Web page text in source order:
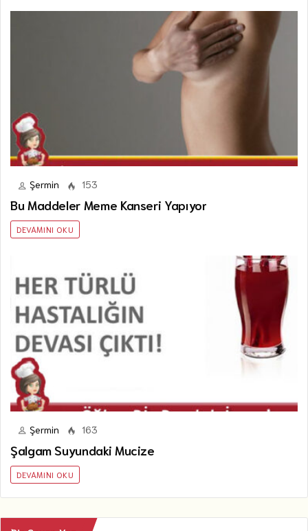
Şermin 153
Bu Maddeler Meme Kanseri Yapıyor
DEVAMINI OKU
Şermin 163
Şalgam Suyundaki Mucize
DEVAMINI OKU